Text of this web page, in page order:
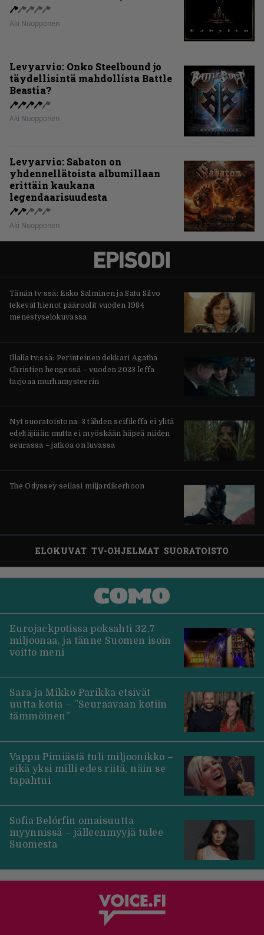
Aki Nuopponen
Levyarvio: Onko Steelbound jo
täydellisintä mahdollista Battle
Beastia?
Aki Nuopponen
Levyarvio: Sabaton on
yhdennellätoista albumillaan
erittäin kaukana
legendaarisuudesta
Aki Nuopponen
Tänän tv:ssä: Esko Salminen ja Satu Silvo
tekevät hienot pääroolit vuoden 1984
menestyselokuvassa
Illalla tv:ssä: Perinteinen dekkari Agatha
Christien hengessä – vuoden 2023 leffa
tarjoaa murhamysteerin
Nyt suoratoistona: 3 tähden scifileffa ei ylitä
edeltäjiään mutta ei myöskään häpeä niiden
seurassa – jatkoa on luvassa
The Odyssey seilasi miljardikerhoon
ELOKUVAT TV-OHJELMAT SUORATOISTO
Eurojackpotissa poksahti 32,7
miljoonaa, ja tänne Suomen isoin
voitto meni
Sara ja Mikko Parikka etsivät
uutta kotia – ”Seuraavaan kotiin
tämmöinen”
Vappu Pimiästä tuli miljoonikko –
eikä yksi milli edes riitä, näin se
tapahtui
Sofia Belórfin omaisuutta
myynnissä – jälleenmyyjä tulee
Suomesta